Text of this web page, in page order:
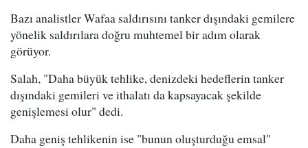
Bazı analistler Wafaa saldırısını tanker dışındaki gemilere
yönelik saldırılara doğru muhtemel bir adım olarak
görüyor.
Salah, "Daha büyük tehlike, denizdeki hedeflerin tanker
dışındaki gemileri ve ithalatı da kapsayacak şekilde
genişlemesi olur" dedi.
Daha geniş tehlikenin ise "bunun oluşturduğu emsal"